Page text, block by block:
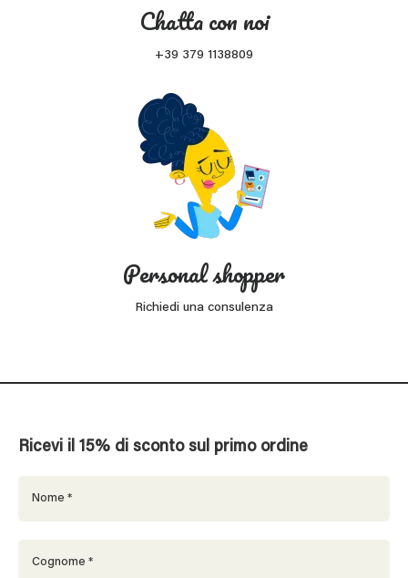
Chatta con noi
+39 379 1138809
Personal shopper
Richiedi una consulenza
Ricevi il 15% di sconto sul primo ordine